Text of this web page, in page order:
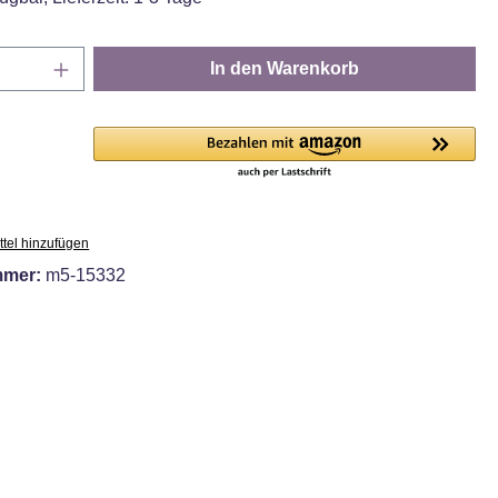
Anzahl: Gib den gewünschten Wert ein
In den Warenkorb
hinzufügen
m5-15332